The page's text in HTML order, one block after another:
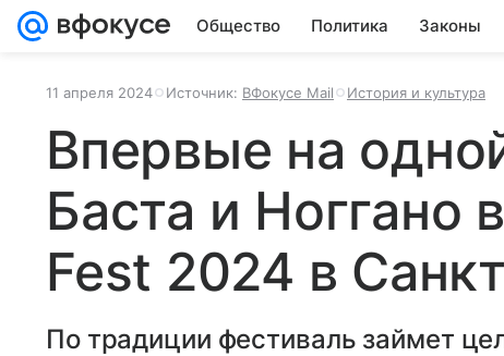
Общество Политика Законы
11 апреля 2024 Источник: ВФокусе Mail История и культура
Впервые на
Баста и Ноггано
Fest 2024 в
По традиции фестиваль займет